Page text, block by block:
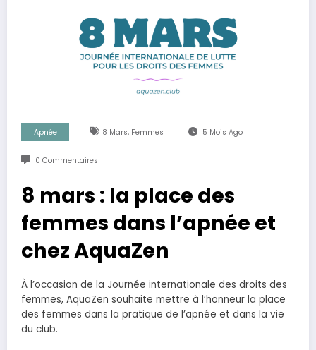
Apnée 8 Mars, Femmes 5 Mois Ago
0 Commentaires
8 mars : la place des
femmes dans l’apnée et
chez AquaZen
À l’occasion de la Journée internationale des droits des
femmes, AquaZen souhaite mettre à l’honneur la place
des femmes dans la pratique de l’apnée et dans la vie
du club.